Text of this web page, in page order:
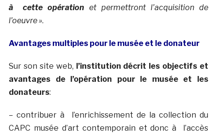
à cette opération et permettront l’acquisition de
l’oeuvre ».
Avantages multiples pour le musée et le donateur
Sur son site web, l’institution décrit les objectifs et
avantages de l’opération pour le musée et les
donateurs:
– contribuer à l’enrichissement de la collection du
CAPC musée d’art contemporain et donc à l’accès